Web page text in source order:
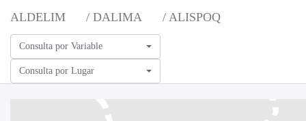
ALDELIM / DALIMA / ALISPOQ
Consulta por Variable
Consulta por Lugar